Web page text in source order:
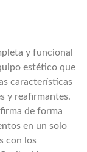
y funcional
estético que
características
y reafirmantes.
de forma
en un solo
con los